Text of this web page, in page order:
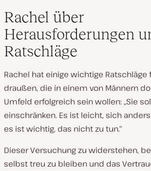
Rachel über
Herausforderungen
Ratschläge
Rachel hat einige wichtige Ratschläge
draußen, die in einem von Männern
Umfeld erfolgreich sein wollen: „Sie
einschränken. Es ist leicht, sich
es istwichtig, das nicht zu tun.“
Dieser Versuchung zu widerstehen,
selbst treu zu bleiben und das